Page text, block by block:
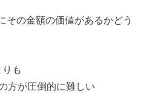
その金額の価値があるかどう
も
方が圧倒的に難しい